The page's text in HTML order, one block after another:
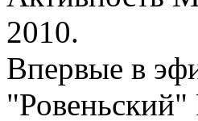
2010.
Впервые в
"Ровеньский"